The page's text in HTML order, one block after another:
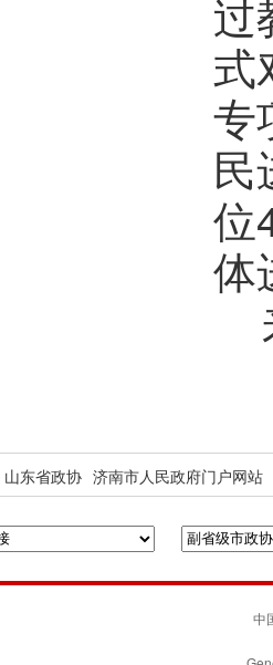
过
式
专
民
位
体
山东省政协 济南市人民政府门户网站
中